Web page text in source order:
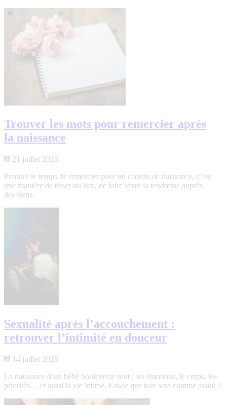
Trouver les mots pour remercier après
la naissance
21 juillet 2025
Prendre le temps de remercier pour un cadeau de naissance, c’est
une manière de tisser du lien, de faire vivre la tendresse auprès
des siens.
Sexualité après l’accouchement :
retrouver l’intimité en douceur
14 juillet 2025
La naissance d’un bébé bouleverse tout : les émotions, le corps, les
priorités… et aussi la vie intime. Est-ce que tout sera comme avant ?